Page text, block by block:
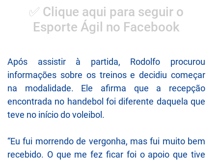
✅ Clique aqui para seguir o
Esporte Ágil no Facebook
Após assistir à partida, Rodolfo procurou
informações sobre os treinos e decidiu começar
na modalidade. Ele afirma que a recepção
encontrada no handebol foi diferente daquela que
teve no início do voleibol.
“Eu fui morrendo de vergonha, mas fui muito bem
recebido. O que me fez ficar foi o apoio que tive